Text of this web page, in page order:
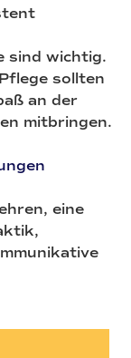
sind wichtig.
sollten
an der
mitbringen.
eine